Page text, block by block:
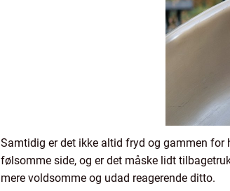
Samtidig er det ikke altid fryd og gammen
følsomme side, og er det måske lidt
mere voldsomme og udad reagerende ditto.